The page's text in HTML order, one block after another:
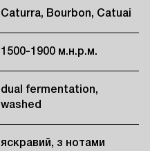
Caturra, Bourbon, Catuai
1500-1900 м.н.р.м.
dual fermentation,
washed
яскравий, з нотами